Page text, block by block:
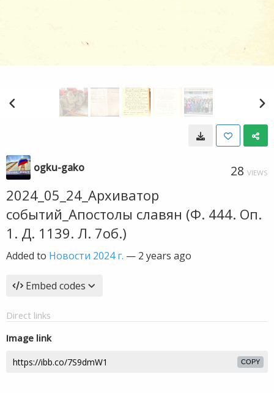
ogku-gako 28 VIEWS
2024_05_24_Архиватор
событий_Апостолы славян (Ф. 444. Оп.
1. Д. 1139. Л. 7об.)
Added to Новости 2024 г. — 2 years ago
Embed codes
Direct links
Image link
COPY